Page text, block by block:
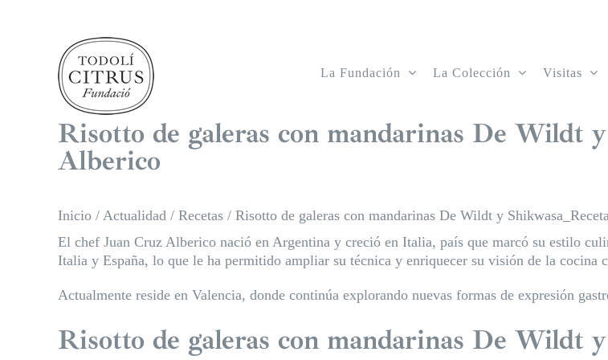
La Fundación La Colección Visitas
Risotto de galeras con mandarinas De Wildt
Alberico
Inicio / Actualidad / Recetas / Risotto de galeras con mandarinas De Wildt y
El chef Juan Cruz Alberico nació en Argentina y creció en Italia, país que marcó su estilo
Italia y España, lo que le ha permitido ampliar su técnica y enriquecer su visión de la cocina
Actualmente reside en Valencia, donde continúa explorando nuevas formas de expresión
Risotto de galeras con mandarinas De Wildt